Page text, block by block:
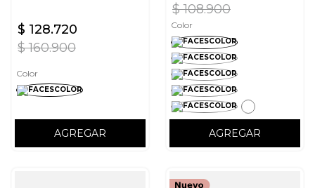
$ 160.900
$ 128.720
Color
AGREGAR
$ 108.900
Color
AGREGAR